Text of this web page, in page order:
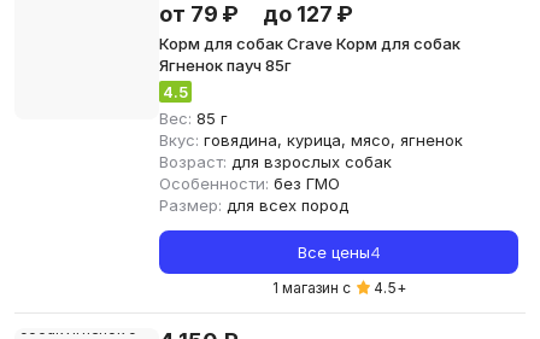
от 79 ₽ до 127 ₽
Корм для собак Crave Корм для собак
Ягненок пауч 85г
4.5
Вес: 85 г
Вкус: говядина, курица, мясо, ягненок
Возраст: для взрослых собак
Особенности: без ГМО
Размер: для всех пород
Все цены4
1 магазин с 4.5+